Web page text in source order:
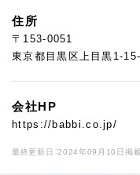
住所
〒153-0051
東京都目黒区上目黒1-
会社HP
https://babbi.co.jp/
最終更新日：2024年09月10日 掲